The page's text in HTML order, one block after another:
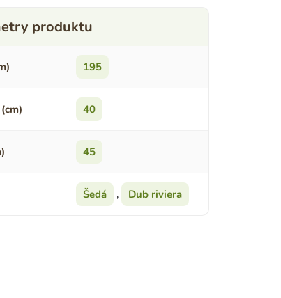
195
40
45
Šedá , Dub riviera